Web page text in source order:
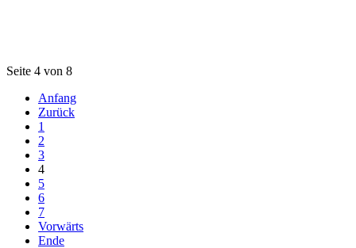
Seite 4 von 8
Anfang
Zurück
1
2
3
4
5
6
7
Vorwärts
Ende